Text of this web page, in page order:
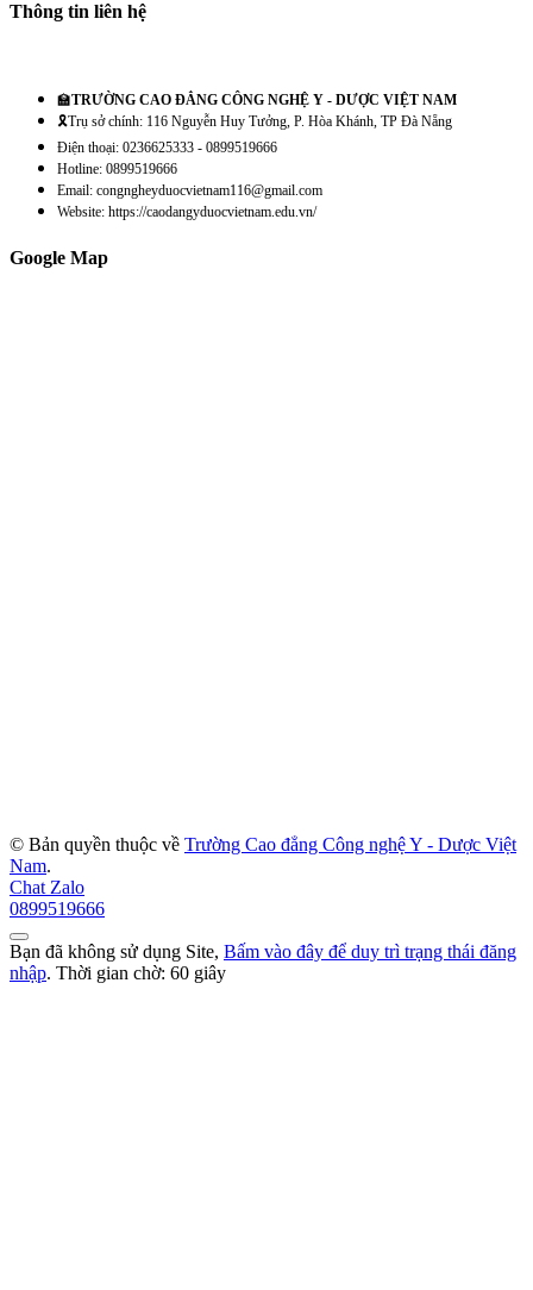
Thông tin liên hệ
🏫TRƯỜNG CAO ĐẲNG CÔNG NGHỆ Y - DƯỢC VIỆT NAM
🎗️Trụ sở chính: 116 Nguyễn Huy Tưởng, P. Hòa Khánh, TP Đà Nẵng
Điện thoại: 0236625333 - 0899519666
Hotline: 0899519666
Email: congngheyduocvietnam116@gmail.com
Website: https://caodangyduocvietnam.edu.vn/
Google Map
© Bản quyền thuộc về Trường Cao đẳng Công nghệ Y - Dược Việt
Nam.
Chat Zalo
0899519666
Bạn đã không sử dụng Site, Bấm vào đây để duy trì trạng thái đăng
nhập. Thời gian chờ: 60 giây